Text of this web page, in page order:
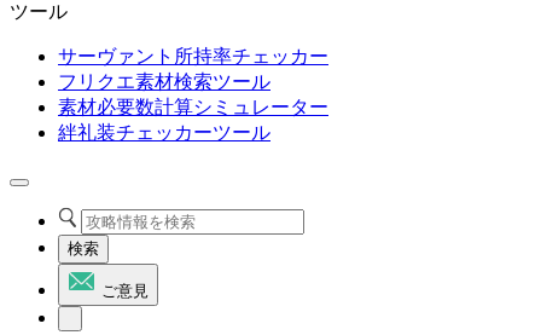
ツール
サーヴァント所持率チェッカー
フリクエ素材検索ツール
素材必要数計算シミュレーター
絆礼装チェッカーツール
検索
ご意見